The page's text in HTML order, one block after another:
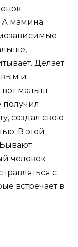
А мамина
Делает
и
вот малыш
получил
создал свою
В этой
человек
с
встречает в